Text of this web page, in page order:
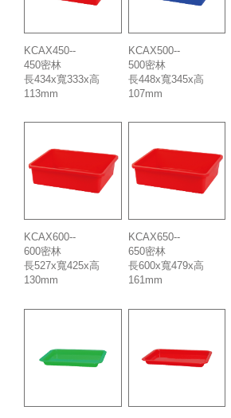
KCAX450--
450密林
長434x寬333x高
113mm
KCAX500--
500密林
長448x寬345x高
107mm
KCAX600--
600密林
長527x寬425x高
130mm
KCAX650--
650密林
長600x寬479x高
161mm